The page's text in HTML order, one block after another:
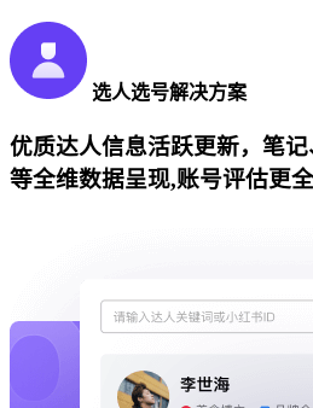
选人选号解决方案
优质达人信息活跃更新，笔
等全维数据呈现,账号评估更全